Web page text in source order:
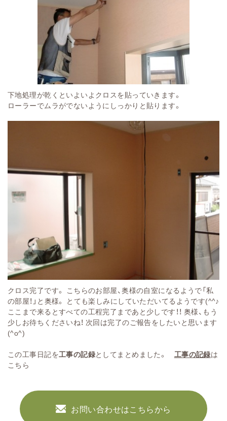
下地処理が乾くといよいよクロスを貼っていきます。
ローラーでムラがでないようにしっかりと貼ります。
クロス完了です。 こちらのお部屋、奥様の自室になるようで「私
の部屋！」と奥様。 とても楽しみにしていただいてるようです(^^♪
ここまで来るとすべての工程完了まであと少しです！！ 奥様、もう
少しお待ちくださいね！ 次回は完了のご報告をしたいと思います
(^o^)
この工事日記を工事の記録としてまとめました。 工事の記録は
こちら
お問い合わせはこちらから